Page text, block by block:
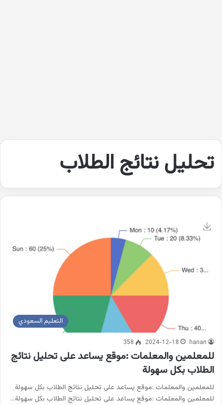
تحليل نتائج الطلاب
التعليم السعودي
hanan
2024-12-18
358
للمعلمين والمعلمات :موقع يساعد على تحليل نتائج
الطلاب بكل سهولة
للمعلمين والمعلمات :موقع يساعد على تحليل نتائج الطلاب بكل سهولة
للمعلمين والمعلمات :موقع يساعد على تحليل نتائج الطلاب بكل سهولة…